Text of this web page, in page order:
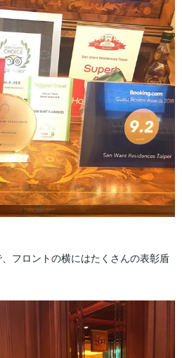
フロントの横にはたくさんの表彰盾